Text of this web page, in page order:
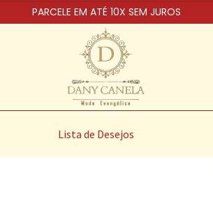
PARCELE EM ATÉ 10X SEM JUROS
Lista de Desejos